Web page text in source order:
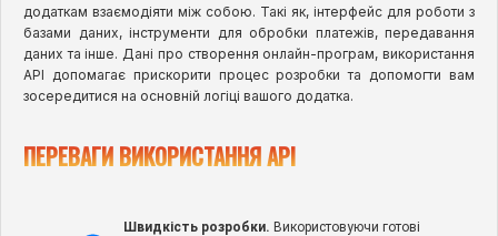
додаткам взаємодіяти між собою. Такі як, інтерфейс для роботи з
базами даних, інструменти для обробки платежів, передавання
даних та інше. Дані про створення онлайн-програм, використання
API допомагає прискорити процес розробки та допомогти вам
зосередитися на основній логіці вашого додатка.
ПЕРЕВАГИ ВИКОРИСТАННЯ API
Швидкість розробки. Використовуючи готові